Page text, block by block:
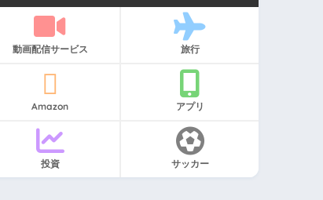
動画配信サービス 旅行
Amazon アプリ
投資 サッカー